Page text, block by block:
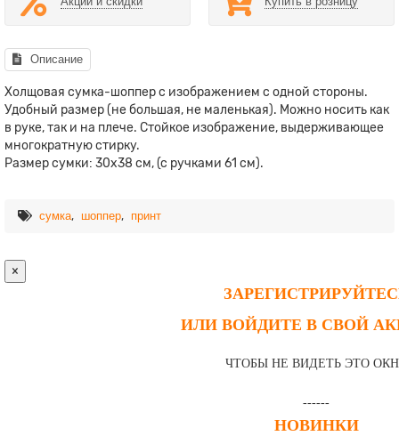
Описание
Холщовая сумка-шоппер с изображением с одной стороны.
Удобный размер (не большая, не маленькая). Можно носить как
в руке, так и на плече. Стойкое изображение, выдерживающее
многократную стирку.
Размер сумки: 30х38 см, (с ручками 61 см).
сумка, шоппер, принт
×
ИЛИ ВОЙДИТЕ В СВОЙ
ЧТОБЫ НЕ ВИДЕТЬ ЭТО
------
НОВИНКИ